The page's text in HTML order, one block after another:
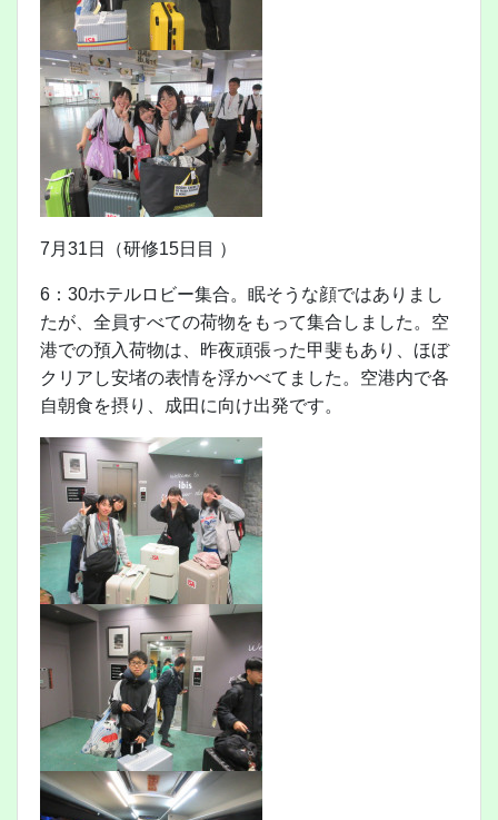
7月31日（研修15日目 ）
6：30ホテルロビー集合。眠そうな顔ではありまし
たが、全員すべての荷物をもって集合しました。空
港での預入荷物は、昨夜頑張った甲斐もあり、ほぼ
クリアし安堵の表情を浮かべてました。空港内で各
自朝食を摂り、成田に向け出発です。